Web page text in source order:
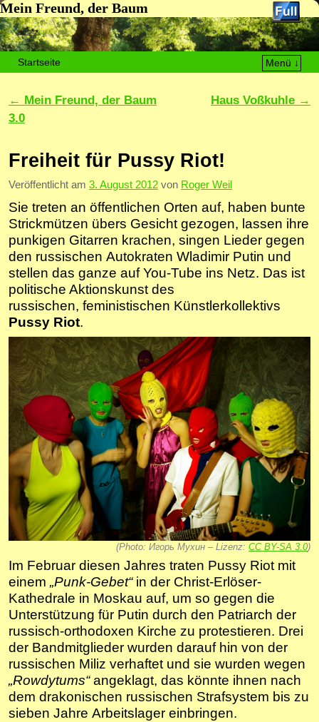
Mein Freund, der Baum
Startseite
Menü ↓
Artikelnavigation
← Mein Freund, der Baum
3.0
Haus Voßkuhle →
Freiheit für Pussy Riot!
Veröffentlicht am 3. August 2012 von Roger Weil
Sie treten an öffentlichen Orten auf, haben bunte
Strickmützen übers Gesicht gezogen, lassen ihre
punkigen Gitarren krachen, singen Lieder gegen
den russischen Autokraten Wladimir Putin und
stellen das ganze auf You-Tube ins Netz. Das ist
politische Aktionskunst des
russischen, feministischen Künstlerkollektivs
Pussy Riot.
(Photo: Игорь Мухин – Lizenz: CC BY-SA 3.0)
Im Februar diesen Jahres traten Pussy Riot mit
einem „Punk-Gebet“in der Christ-Erlöser-
Kathedrale in Moskau auf, um so gegen die
Unterstützung für Putin durch den Patriarch der
russisch-orthodoxen Kirche zu protestieren. Drei
der Bandmitglieder wurden darauf hin von der
russischen Miliz verhaftet und sie wurden wegen
„Rowdytums“angeklagt, das könnte ihnen nach
dem drakonischen russischen Strafsystem bis zu
sieben Jahre Arbeitslager einbringen.